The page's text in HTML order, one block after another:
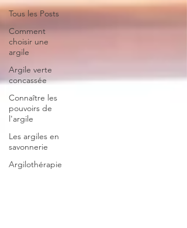
Tous les Posts
Comment
choisir une
argile
Argile verte
concassée
Connaître les
pouvoirs de
l'argile
Les argiles en
savonnerie
Argilothérapie